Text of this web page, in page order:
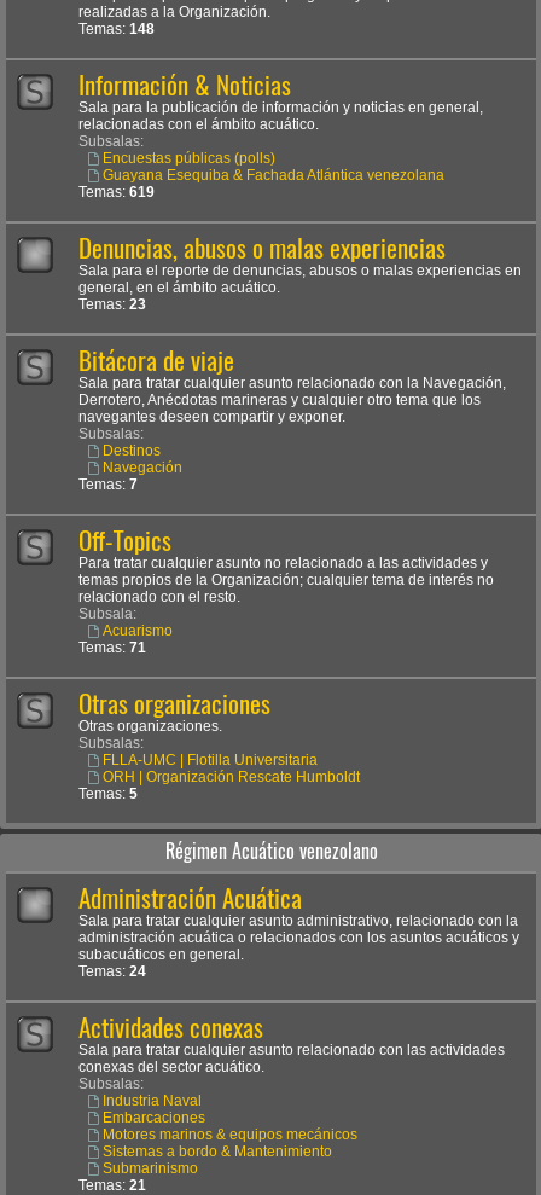
realizadas a la Organización.
Temas: 148
Información & Noticias
Sala para la publicación de información y noticias en general,
relacionadas con el ámbito acuático.
Subsalas:
Encuestas públicas (polls)
Guayana Esequiba & Fachada Atlántica venezolana
Temas: 619
Denuncias, abusos o malas experiencias
Sala para el reporte de denuncias, abusos o malas experiencias en
general, en el ámbito acuático.
Temas: 23
Bitácora de viaje
Sala para tratar cualquier asunto relacionado con la Navegación,
Derrotero, Anécdotas marineras y cualquier otro tema que los
navegantes deseen compartir y exponer.
Subsalas:
Destinos
Navegación
Temas: 7
Off-Topics
Para tratar cualquier asunto no relacionado a las actividades y
temas propios de la Organización; cualquier tema de interés no
relacionado con el resto.
Subsala:
Acuarismo
Temas: 71
Otras organizaciones
Otras organizaciones.
Subsalas:
FLLA-UMC | Flotilla Universitaria
ORH | Organización Rescate Humboldt
Temas: 5
Régimen Acuático venezolano
Administración Acuática
Sala para tratar cualquier asunto administrativo, relacionado con la
administración acuática o relacionados con los asuntos acuáticos y
subacuáticos en general.
Temas: 24
Actividades conexas
Sala para tratar cualquier asunto relacionado con las actividades
conexas del sector acuático.
Subsalas:
Industria Naval
Embarcaciones
Motores marinos & equipos mecánicos
Sistemas a bordo & Mantenimiento
Submarinismo
Temas: 21